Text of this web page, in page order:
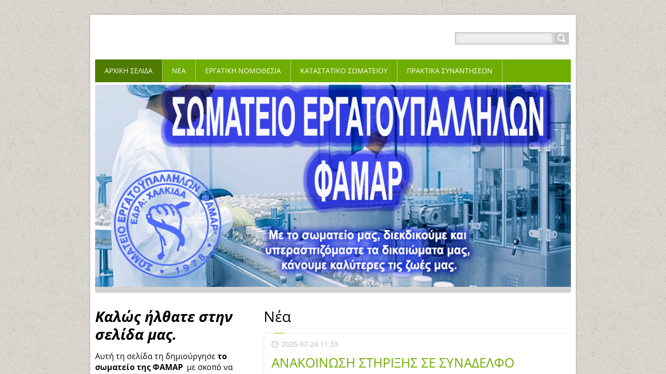
Νέα
2025-07-24 11:33
ΑΝΑΚΟΙΝΩΣΗ ΣΤΗΡΙΞΗΣ ΣΕ ΣΥΝΑΔΕΛΦΟ
Καλώς ήλθατε στην
σελίδα μας.
Αυτή τη σελίδα τη δημιούργησε το
σωματείο της ΦΑΜΑΡ με σκοπό να
ΑΡΧΙΚΉ ΣΕΛΊΔΑ ΝΈΑ ΕΡΓΑΤΙΚΗ ΝΟΜΟΘΕΣΙΑ ΚΑΤΑΣΤΑΤΙΚΟ ΣΩΜΑΤΕΙΟΥ ΠΡΑΚΤΙΚΑ ΣΥΝΑΝΤΗΣΕΩΝ